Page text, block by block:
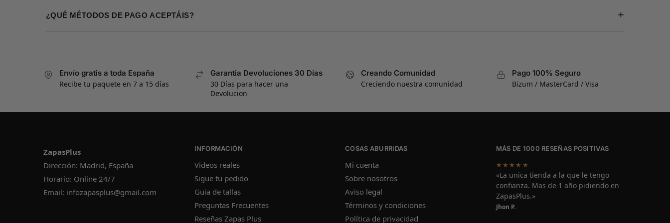
¿QUÉ MÉTODOS DE PAGO ACEPTÁIS? +
Envío gratis a toda España
Recibe tu paquete en 7 a 15 días
Garantia Devoluciones 30 Días
30 Días para hacer una
Devolucion
Creando Comunidad
Creciendo nuestra comunidad
Pago 100% Seguro
Bizum / MasterCard / Visa
ZapasPlus
Dirección: Madrid, España
Horario: Online 24/7
Email: infozapasplus@gmail.com
INFORMACIÓN
Videos reales
Sigue tu pedido
Guia de tallas
Preguntas Frecuentes
Reseñas Zapas Plus
COSAS ABURRIDAS
Mi cuenta
Sobre nosotros
Aviso legal
Términos y condiciones
Política de privacidad
MÁS DE 1000 RESEÑAS POSITIVAS
★★★★★
«La unica tienda a la que le tengo
confianza. Mas de 1 año pidiendo en
ZapasPlus.»
Jhon P.